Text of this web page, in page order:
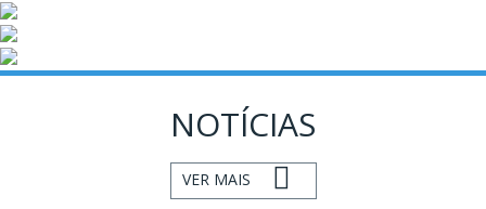
NOTÍCIAS
VER MAIS